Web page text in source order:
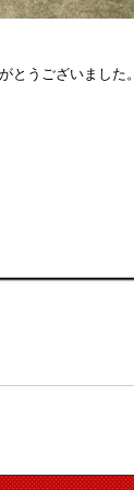
とうございました。